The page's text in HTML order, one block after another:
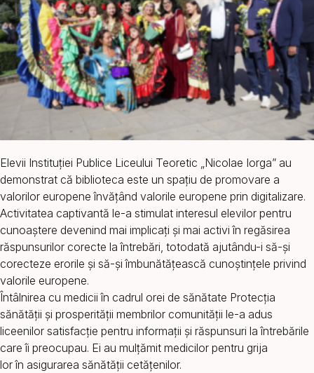
Elevii Instituției Publice Liceului Teoretic „Nicolae Iorga” au
demonstrat că biblioteca este un spațiu de promovare a
valorilor europene învățând valorile europene prin digitalizare.
Activitatea captivantă le-a stimulat interesul elevilor pentru
cunoaștere devenind mai implicați și mai activi în regăsirea
răspunsurilor corecte la întrebări, totodată ajutându-i să-și
corecteze erorile și să-și îmbunătățească cunoștințele privind
valorile europene.
Întâlnirea cu medicii în cadrul orei de sănătate Protecția
sănătății și prosperității membrilor comunității le-a adus
liceenilor satisfacție pentru informații și răspunsuri la întrebările
care îi preocupau. Ei au mulțămit medicilor pentru grija
lor în asigurarea sănătății cetățenilor.